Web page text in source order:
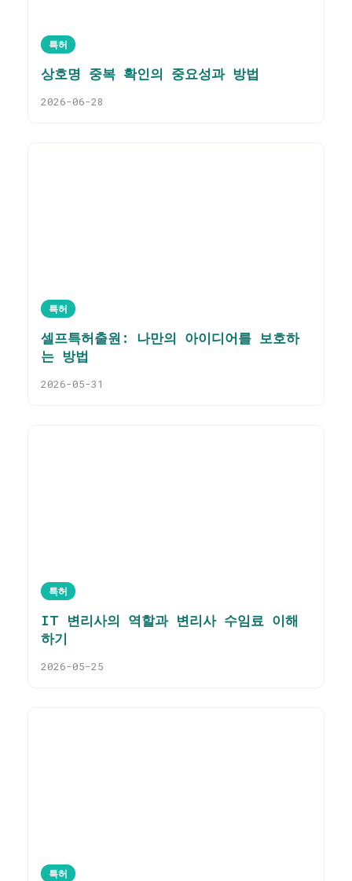
특허
상호명 중복 확인의 중요성과 방법
2026-06-28
특허
셀프특허출원: 나만의 아이디어를 보호하
는 방법
2026-05-31
특허
IT 변리사의 역할과 변리사 수임료 이해
하기
2026-05-25
특허